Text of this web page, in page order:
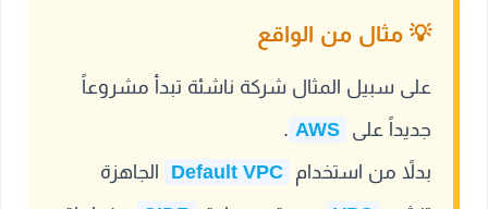
على سبيل المثال شركة ناشئة تبدأ مشروعاً
جديداً على AWS
.
بدلاً من استخدام Default VPC
الجاهزة